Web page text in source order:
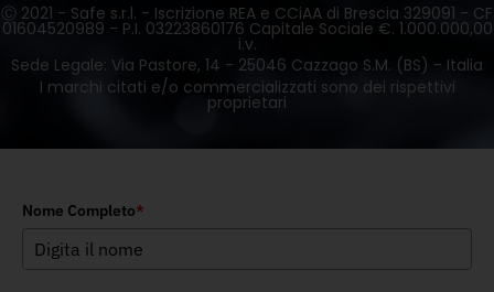
Ⓒ 2021 - Safe s.r.l. - Iscrizione REA e CCiAA di Brescia 329091 - CF
01604520989 - P.I. 03223860176 Capitale Sociale €. 1.000.000,00
i.v.
Sede Legale: Via Pastore, 14 - 25046 Cazzago S.M. (BS) - Italia
I marchi citati e/o commercializzati sono dei rispettivi
proprietari
Nome Completo*